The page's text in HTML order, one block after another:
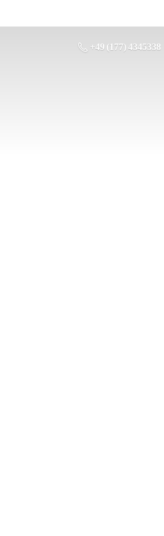
+49 (177) 4345338